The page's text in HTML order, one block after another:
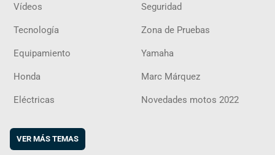
Vídeos Seguridad
Tecnología Zona de Pruebas
Equipamiento Yamaha
Honda Marc Márquez
Eléctricas Novedades motos 2022
VER MÁS TEMAS